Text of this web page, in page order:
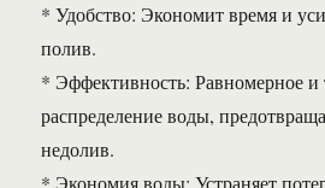
* Удобство: Экономит время и
полив.
* Эффективность: Равномерное и
распределение воды,
недолив.